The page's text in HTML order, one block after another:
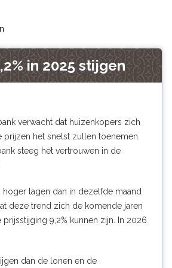
in 2025 stijgen
verwacht dat huizenkopers zich
het snelst zullen toenemen.
steeg het vertrouwen in de
hoger lagen dan in dezelfde maand
deze trend zich de komende jaren
9,2% kunnen zijn. In 2026
dan de lonen en de